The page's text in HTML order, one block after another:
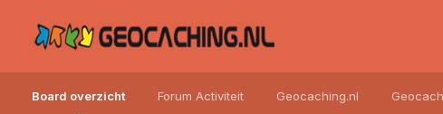
Board overzicht Forum Activiteit Geocaching.nl